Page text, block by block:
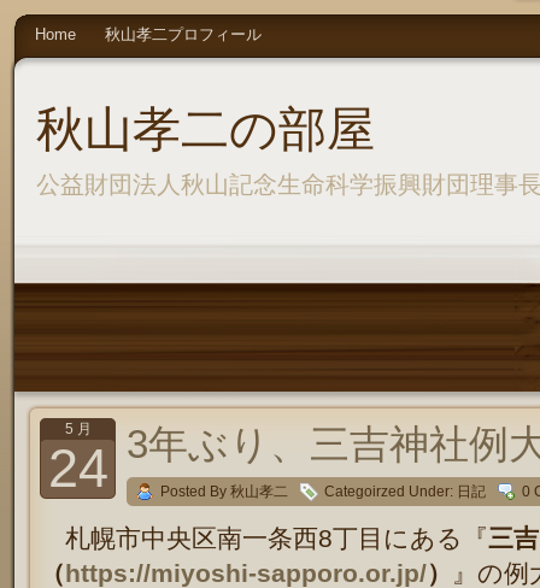
秋山孝二の部屋
公益財団法人秋山記念生命科学振興財団理事
Home 秋山孝二プロフィール
5 月
24 3年ぶり、三吉神社例
Posted By 秋山孝二 Categoirzed Under: 日記 0
札幌市中央区南一条西8丁目にある『三
（https://miyoshi-sapporo.or.jp/）
』の